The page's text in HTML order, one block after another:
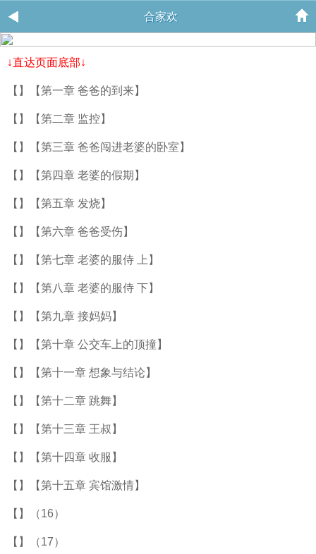
合家欢
↓直达页面底部↓
【】【第一章 爸爸的到来】
【】【第二章 监控】
【】【第三章 爸爸闯进老婆的卧室】
【】【第四章 老婆的假期】
【】【第五章 发烧】
【】【第六章 爸爸受伤】
【】【第七章 老婆的服侍 上】
【】【第八章 老婆的服侍 下】
【】【第九章 接妈妈】
【】【第十章 公交车上的顶撞】
【】【第十一章 想象与结论】
【】【第十二章 跳舞】
【】【第十三章 王叔】
【】【第十四章 收服】
【】【第十五章 宾馆激情】
【】（16）
【】（17）